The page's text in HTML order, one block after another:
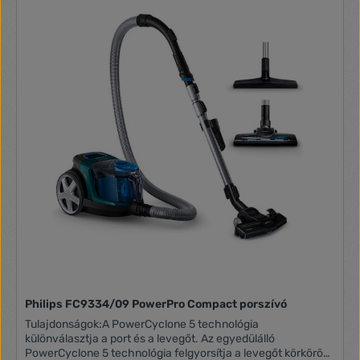
sérülésektől Praktikus fogantyú az egyszerű kezeléshez
Tápkábel hossza 6 m 360 ° forgatható első kerék Lágy
görgők gyengédek a sima padlón (pl. fa, PVC, vinil, linóleum,
marmóleum stb.) A tápkábel automatikus tekercselése A
tartozékok csatlakozási átmérője 32 mm Szűrő típusa: HEPA
H 12 Energiafogyasztás: 850 W A portartály térfogata: 3,2 l
Zajszint: 80 dB(A) A csomagban a porszívóval együtt
Turbókefe - a hatékonyabb porszívózásért - hatékonyan
gyűjti össze a hajat és állati szőrt Kis turbókefe a kárpit
porszívózásához Speciális DermoPet szívófej a háziállatok
szőrének ápolásához Párnaszívófej puha textilfelületek
kíméletes ápolásához Résszívófej a keskeny és nehezen
hozzáférhető helyek porszívózásához (pl. Radiátor
bordákban vagy bútorok mögött) Kefe finom sörtékkel a por
vagy pókháló gyengéd porszívózásához (bútorokon, falakon
vagy festményeken) Fém teleszkópos cső (88 cm), amely
Philips FC9334/09 PowerPro Compact porszívó
Tulajdonságok:A PowerCyclone 5 technológia
különválasztja a port és a levegőt. Az egyedülálló
PowerCyclone 5 technológia felgyorsítja a levegőt körkörös